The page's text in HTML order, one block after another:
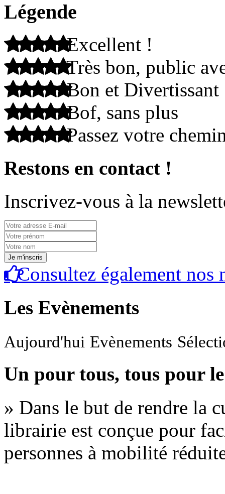
Légende
Excellent !
Très bon, public
Bon et Divertissant
Bof, sans plus
Passez votre
Restons en contact !
Inscrivez-vous à la
Consultez également nos
Les Evènements
Aujourd'hui Evènements
Un pour tous, tous pour
» Dans le but de rendre la
librairie est conçue pour
personnes à mobilité